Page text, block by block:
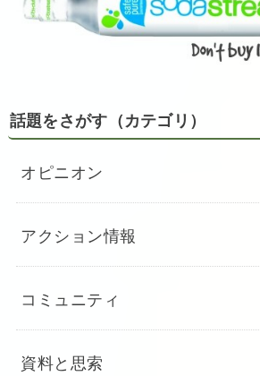
話題をさがす（カテゴリ）
オピニオン
アクション情報
コミュニティ
資料と思索